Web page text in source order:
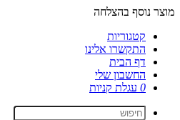
מוצר נוסף בהצלחה
קטגוריות
התקשרו אלינו
דף הבית
החשבון שלי
0 עגלת קניות